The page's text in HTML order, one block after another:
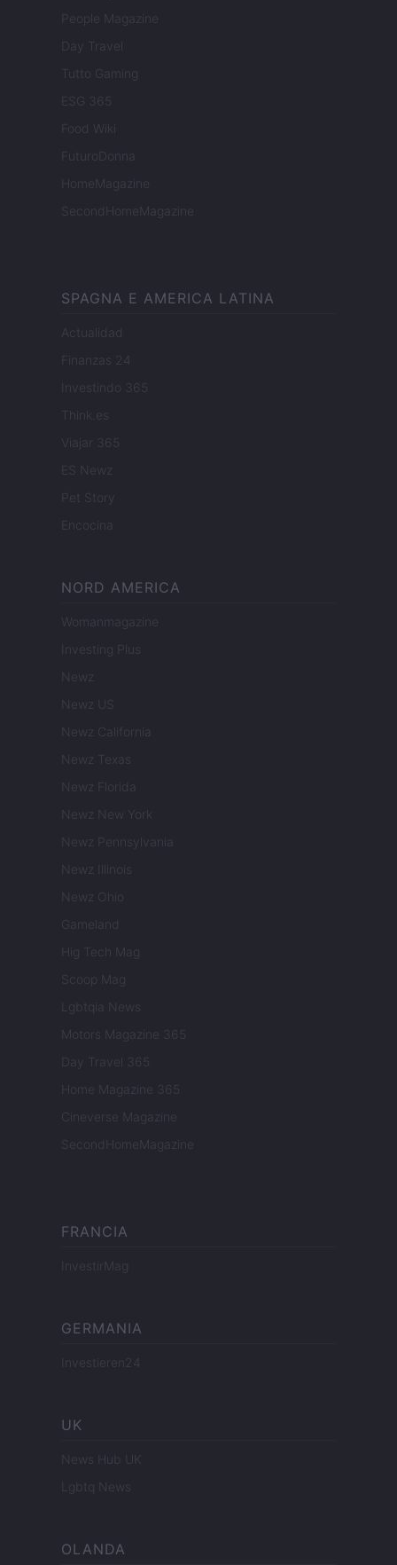
People Magazine
Day Travel
Tutto Gaming
ESG 365
Food Wiki
FuturoDonna
HomeMagazine
SecondHomeMagazine
SPAGNA E AMERICA LATINA
Actualidad
Finanzas 24
Investindo 365
Think.es
Viajar 365
ES Newz
Pet Story
Encocina
NORD AMERICA
Womanmagazine
Investing Plus
Newz
Newz US
Newz California
Newz Texas
Newz Florida
Newz New York
Newz Pennsylvania
Newz Illinois
Newz Ohio
Gameland
Hig Tech Mag
Scoop Mag
Lgbtqia News
Motors Magazine 365
Day Travel 365
Home Magazine 365
Cineverse Magazine
SecondHomeMagazine
FRANCIA
InvestirMag
GERMANIA
Investieren24
UK
News Hub UK
Lgbtq News
OLANDA